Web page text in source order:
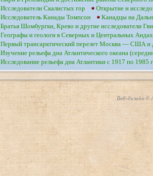
Исследователи Скалистых гор
Открытие и
Исследователь Канады Томпсон
Канадцы на
Братья Шомбургки, Крево и другие исследователи
Географы и геологи в Северных и Центральных Андах
Первый трансарктический перелет Москва — США и
Изучение рельефа дна Атлантического океана
Исследование рельефа дна Атлантики с 1917 по 1985
Веб-дизайн ©